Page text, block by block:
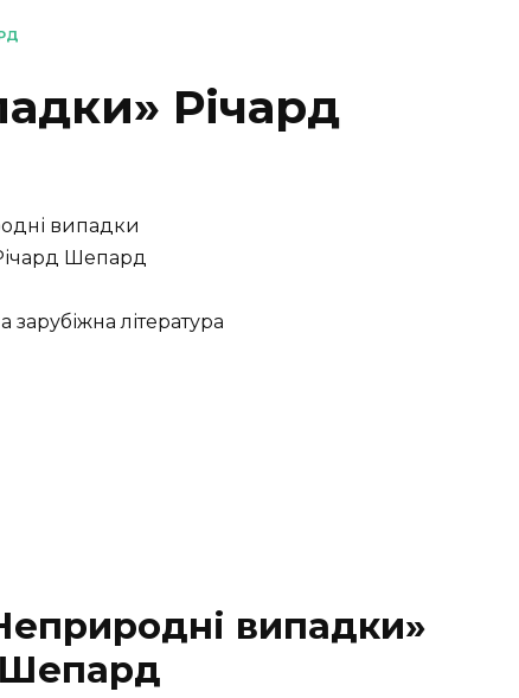
Річард
випадки
Шепард
зарубіжна література
випадки»
Шепард